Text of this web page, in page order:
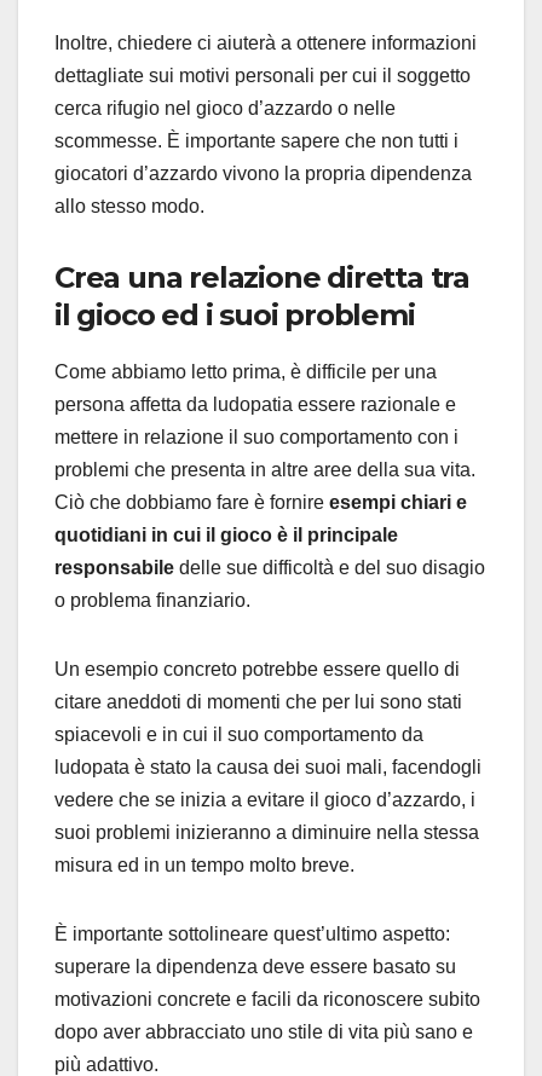
Inoltre, chiedere ci aiuterà a ottenere informazioni
dettagliate sui motivi personali per cui il soggetto
cerca rifugio nel gioco d’azzardo o nelle
scommesse. È importante sapere che non tutti i
giocatori d’azzardo vivono la propria dipendenza
allo stesso modo.
Crea una relazione diretta tra
il gioco ed i suoi problemi
Come abbiamo letto prima, è difficile per una
persona affetta da ludopatia essere razionale e
mettere in relazione il suo comportamento con i
problemi che presenta in altre aree della sua vita.
Ciò che dobbiamo fare è fornire esempi chiari e
quotidiani in cui il gioco è il principale
responsabile delle sue difficoltà e del suo disagio
o problema finanziario.
Un esempio concreto potrebbe essere quello di
citare aneddoti di momenti che per lui sono stati
spiacevoli e in cui il suo comportamento da
ludopata è stato la causa dei suoi mali, facendogli
vedere che se inizia a evitare il gioco d’azzardo, i
suoi problemi inizieranno a diminuire nella stessa
misura ed in un tempo molto breve.
È importante sottolineare quest’ultimo aspetto:
superare la dipendenza deve essere basato su
motivazioni concrete e facili da riconoscere subito
dopo aver abbracciato uno stile di vita più sano e
più adattivo.